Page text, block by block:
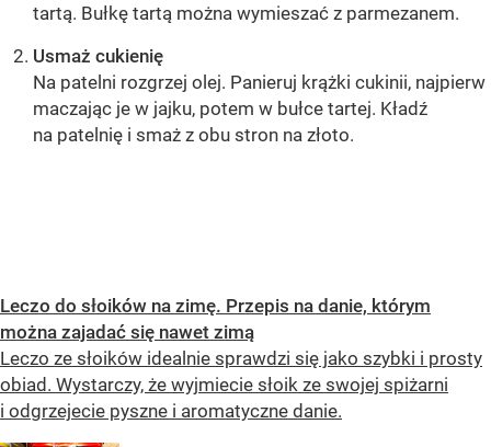
tartą. Bułkę tartą można wymieszać z parmezanem.
Usmaż cukienię
Na patelni rozgrzej olej. Panieruj krążki cukinii, najpierw
maczając je w jajku, potem w bułce tartej. Kładź
na patelnię i smaż z obu stron na złoto.
Leczo do słoików na zimę. Przepis na danie, którym
można zajadać się nawet zimą
Leczo ze słoików idealnie sprawdzi się jako szybki i prosty
obiad. Wystarczy, że wyjmiecie słoik ze swojej spiżarni
i odgrzejecie pyszne i aromatyczne danie.